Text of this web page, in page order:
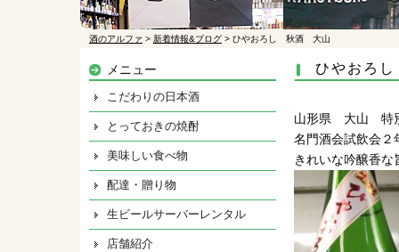
酒のアルファ > 新着情報&ブログ > ひやおろし 秋酒 大山
ひやおろ
山形県 大山 特
名門酒会試飲会２
きれいな吟醸香
メニュー
こだわりの日本酒
とっておきの焼酎
美味しい食べ物
配達・贈り物
生ビールサーバーレンタル
店舗紹介